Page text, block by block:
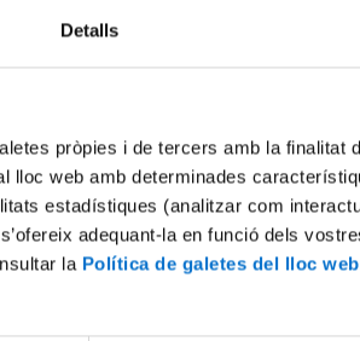
Detalls
pròpies i de tercers amb la finalitat
lloc web amb determinades
estadístiques (analitzar com
adequant-la en funció dels
la Política de galetes del lloc